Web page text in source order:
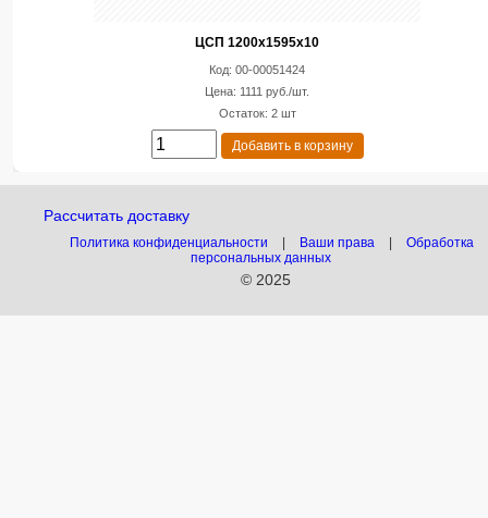
ЦСП 1200х1595х10
Код: 00-00051424
Цена: 1111 руб./шт.
Остаток: 2 шт
Добавить в корзину
Рассчитать доставку
Политика конфиденциальности Ваши права
Обработка
персональных данных
© 2025